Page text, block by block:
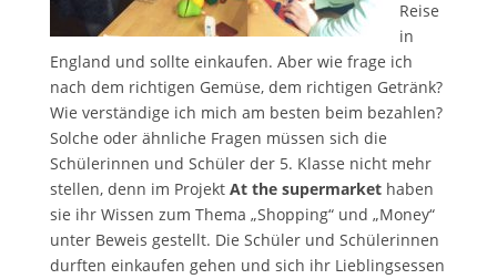
Reise
in
England und sollte einkaufen. Aber wie frage ich
nach dem richtigen Gemüse, dem richtigen Getränk?
Wie verständige ich mich am besten beim bezahlen?
Solche oder ähnliche Fragen müssen sich die
Schülerinnen und Schüler der 5. Klasse nicht mehr
stellen, denn im Projekt At the supermarkethaben
sie ihr Wissen zum Thema „Shopping“ und „Money“
unter Beweis gestellt. Die Schüler und Schülerinnen
durften einkaufen gehen und sich ihr Lieblingsessen